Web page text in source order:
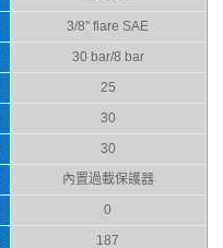
3/8'' flare SAE
30 bar/8 bar
25
30
30
內置過載保護器
0
187